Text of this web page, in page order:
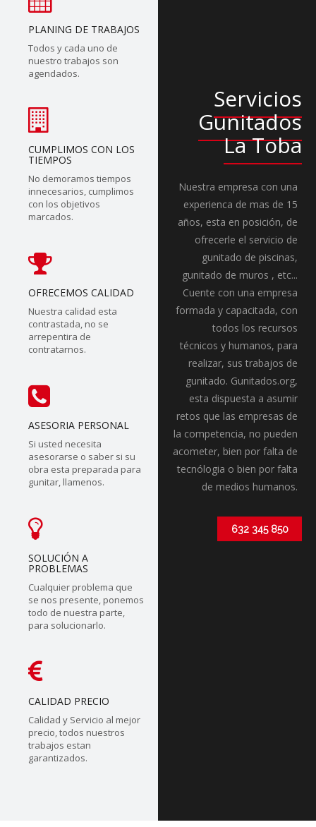
PLANING DE TRABAJOS
Todos y cada uno de
nuestro trabajos son
agendados.
CUMPLIMOS CON LOS
TIEMPOS
No demoramos tiempos
innecesarios, cumplimos
con los objetivos
marcados.
OFRECEMOS CALIDAD
Nuestra calidad esta
contrastada, no se
arrepentira de
contratarnos.
ASESORIA PERSONAL
Si usted necesita
asesorarse o saber si su
obra esta preparada para
gunitar, llamenos.
SOLUCIÓN A
PROBLEMAS
Cualquier problema que
se nos presente, ponemos
todo de nuestra parte,
para solucionarlo.
CALIDAD PRECIO
Calidad y Servicio al mejor
precio, todos nuestros
trabajos estan
garantizados.
Servicios
Gunitados
La Toba
Nuestra empresa con una
experienca de mas de 15
años, esta en posición, de
ofrecerle el servicio de
gunitado de piscinas,
gunitado de muros , etc...
Cuente con una empresa
formada y capacitada, con
todos los recursos
técnicos y humanos, para
realizar, sus trabajos de
gunitado. Gunitados.org,
esta dispuesta a asumir
retos que las empresas de
la competencia, no pueden
acometer, bien por falta de
tecnólogia o bien por falta
de medios humanos.
632 345 850